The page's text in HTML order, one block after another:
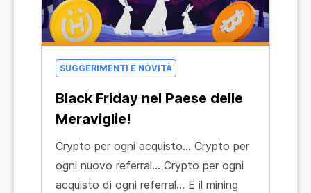
SUGGERIMENTI E NOVITÀ
Black Friday nel Paese delle
Meraviglie!
Crypto per ogni acquisto... Crypto per
ogni nuovo referral... Crypto per ogni
acquisto di ogni referral... E il mining